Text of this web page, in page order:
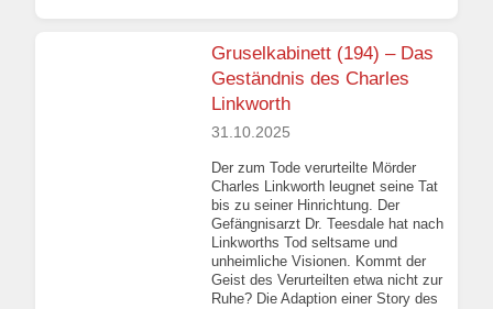
Gruselkabinett (194) – Das
Geständnis des Charles
Linkworth
31.10.2025
Der zum Tode verurteilte Mörder
Charles Linkworth leugnet seine Tat
bis zu seiner Hinrichtung. Der
Gefängnisarzt Dr. Teesdale hat nach
Linkworths Tod seltsame und
unheimliche Visionen. Kommt der
Geist des Verurteilten etwa nicht zur
Ruhe? Die Adaption einer Story des